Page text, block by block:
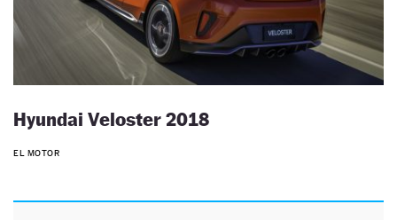
Hyundai Veloster 2018
EL MOTOR